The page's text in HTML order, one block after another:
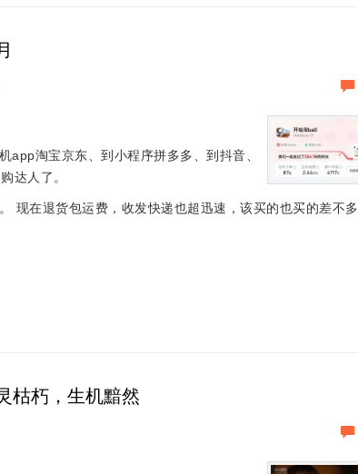
app淘宝京东、到小程序拼多多、到抖音、
达人了。
现在退货包运费，收发快递也超迅速，该买的也买的差不多
枯朽，生机黯然